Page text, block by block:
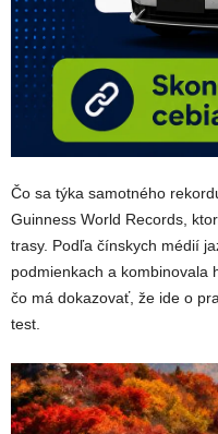
Čo sa týka samotného
Guinness World Records,
trasy. Podľa čínskych médií
podmienkach a kombinovala
čo má dokazovať, že ide o
test.